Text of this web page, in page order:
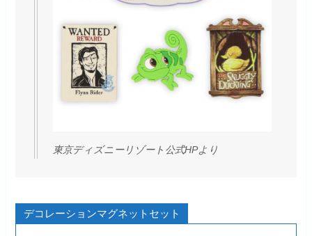
東京ディズニーリゾート公式HPより
デコレーションマグネットセット